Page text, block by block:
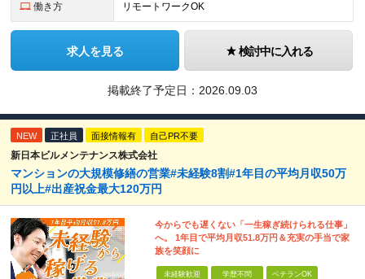
働き方 リモートワークOK
求人を見る 検討中に入れる
掲載終了予定日： 2026.09.03
NEW 正社員 面接情報有 自己PR不要
新日本ビルメンテナンス株式会社
マンションの大規模修繕の営業#未経験8割#1年目の平均月収50万
円以上#出産祝金最大120万円
今からでも遅くない「一生稼ぎ続けられる仕事」
へ。 1年目で平均月収51.8万円＆充実の手当で家
族を笑顔に
未経験歓迎 学歴不問 ベテランOK